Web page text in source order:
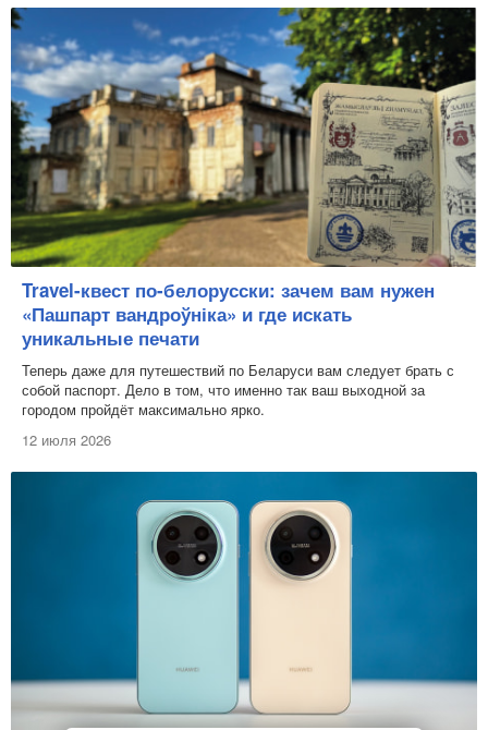
Travel-квест по-белорусски: зачем вам нужен
«Пашпарт вандроўніка» и где искать
уникальные печати
Теперь даже для путешествий по Беларуси вам следует брать с
собой паспорт. Дело в том, что именно так ваш выходной за
городом пройдёт максимально ярко.
12 июля 2026